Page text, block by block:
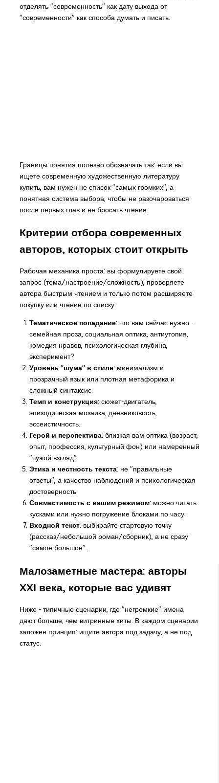
отделять "современность" как дату выхода от
"современности" как способа думать и писать.
Границы понятия полезно обозначать так: если вы
ищете современную художественную литературу
купить, вам нужен не список "самых громких", а
понятная система выбора, чтобы не разочароваться
после первых глав и не бросать чтение.
Критерии отбора современных
авторов, которых стоит открыть
Рабочая механика проста: вы формулируете свой
запрос (тема/настроение/сложность), проверяете
автора быстрым чтением и только потом расширяете
покупку или чтение по списку.
Тематическое попадание: что вам сейчас нужно -
семейная проза, социальная оптика, антиутопия,
комедия нравов, психологическая глубина,
эксперимент?
Уровень "шума" в стиле: минимализм и
прозрачный язык или плотная метафорика и
сложный синтаксис.
Темп и конструкция: сюжет-двигатель,
эпизодическая мозаика, дневниковость,
эссеистичность.
Герой и перспектива: близкая вам оптика (возраст,
опыт, профессия, культурный фон) или намеренный
"чужой взгляд".
Этика и честность текста: не "правильные
ответы", а качество наблюдений и психологическая
достоверность.
Совместимость с вашим режимом: можно читать
кусками или нужно погружение блоками по часу.
Входной текст: выбирайте стартовую точку
(рассказ/небольшой роман/сборник), а не сразу
"самое большое".
Малозаметные мастера: авторы
XXI века, которые вас удивят
Ниже - типичные сценарии, где "негромкие" имена
дают больше, чем витринные хиты. В каждом сценарии
заложен принцип: ищите автора под задачу, а не под
статус.